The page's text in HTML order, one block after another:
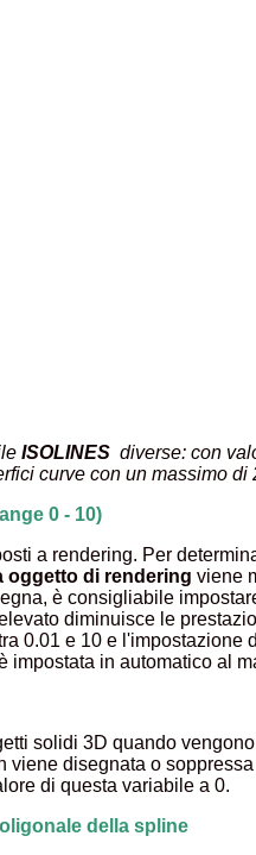
ISOLINESdiverse: con
curve con un massimo di
0 - 10)
a rendering. Per
oggetto di rendering viene
è consigliabile
diminuisce le
0.01 e 10 e l'impostazione
impostata in automatico al
solidi 3D quando
disegnata o
di questa variabile a 0.
della spline